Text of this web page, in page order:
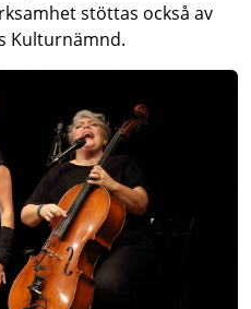
stöttas också av
Kulturnämnd.